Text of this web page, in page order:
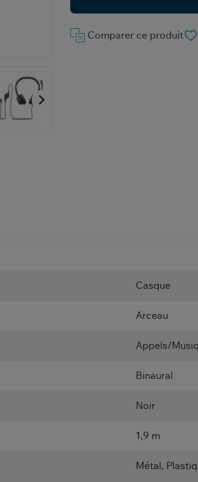

favorite_border
Comparer ce produit
Casque
Arceau
Appels/
Binaural
Noir
1,9 m
Métal,